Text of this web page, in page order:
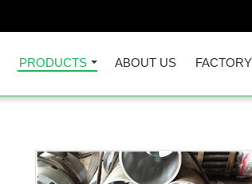
PRODUCTS ABOUT US